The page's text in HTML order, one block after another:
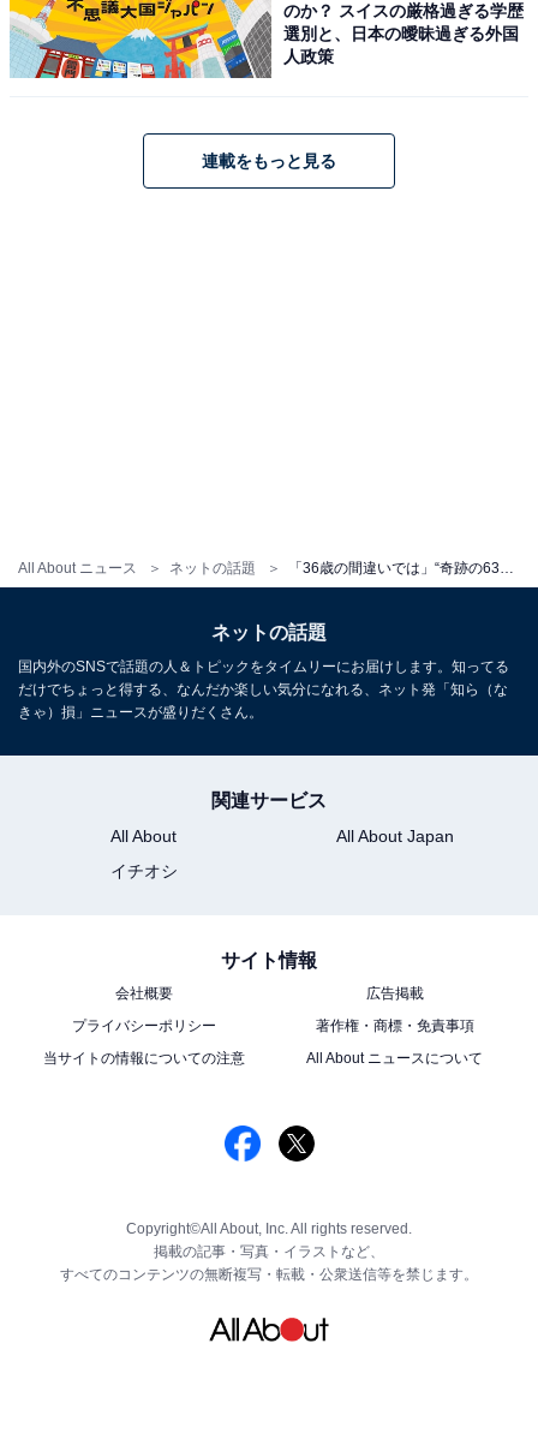
All About ニュース ネットの話題
のか？ スイスの厳格過ぎる学歴
選別と、日本の曖昧過ぎる外国
人政策
連載をもっと見る
ネットの話題
国内外のSNSで話題の人＆トピックをタイムリーにお届けします。知ってる
だけでちょっと得する、なんだか楽しい気分になれる、ネット発「知ら（な
きゃ）損」ニュースが盛りだくさん。
関連サービス
All About
All About Japan
イチオシ
サイト情報
会社概要
広告掲載
プライバシーポリシー
著作権・商標・免責事項
当サイトの情報についての注意
All About ニュースについて
Copyright©All About, Inc. All rights reserved.
掲載の記事・写真・イラストなど、
すべてのコンテンツの無断複写・転載・公衆送信等を禁じます。